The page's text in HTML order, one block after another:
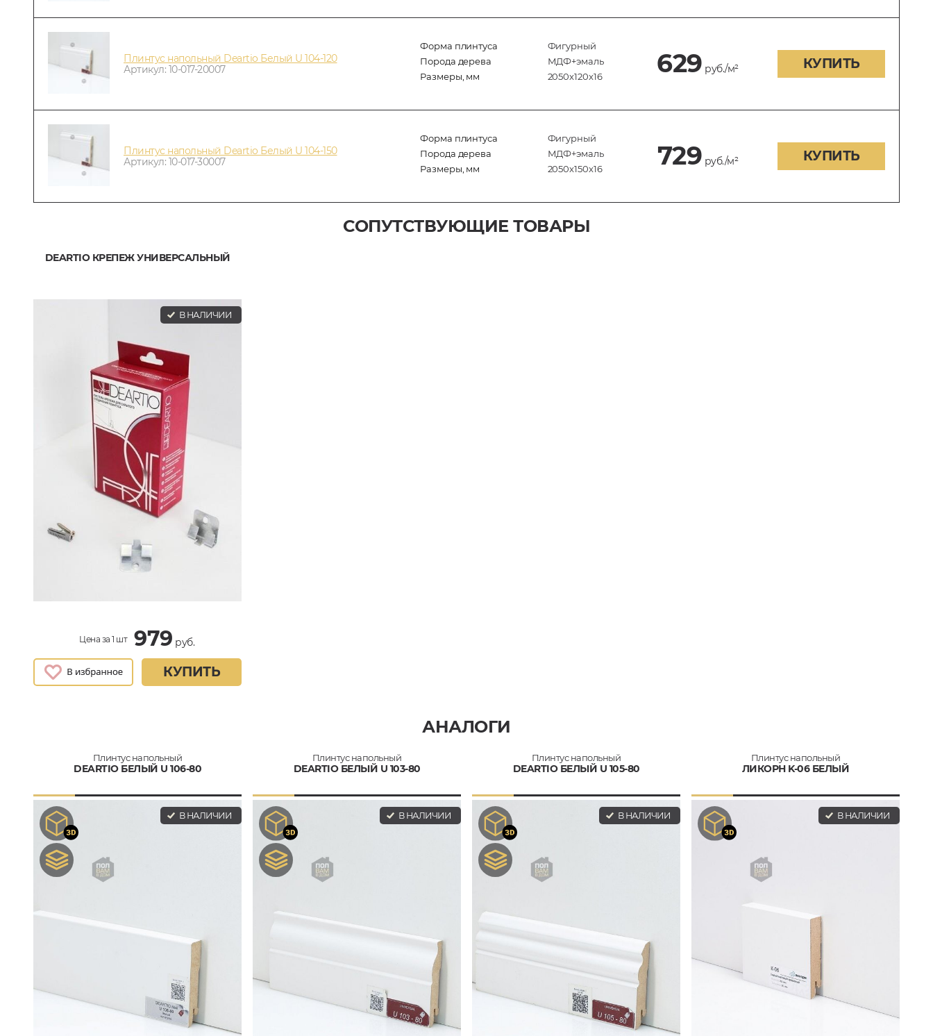
Плинтус напольный Deartio Белый U 104-120
Артикул: 10-017-20007
Форма плинтуса
Фигурный
Порода дерева
МДФ+эмаль
Размеры, мм
2050x120x16 629 руб./м² КУПИТЬ
Плинтус напольный Deartio Белый U 104-150
Артикул: 10-017-30007
Форма плинтуса
Фигурный
Порода дерева
МДФ+эмаль
Размеры, мм
2050x150x16 729 руб./м² КУПИТЬ
СОПУТСТВУЮЩИЕ ТОВАРЫ
DEARTIO КРЕПЕЖ УНИВЕРСАЛЬНЫЙ
В НАЛИЧИИ
Цена за 1 шт 979 руб.
КУПИТЬ
АНАЛОГИ
Плинтус напольный
DEARTIO БЕЛЫЙ U 106-80
В НАЛИЧИИ
Плинтус напольный
DEARTIO БЕЛЫЙ U 103-80
В НАЛИЧИИ
Плинтус напольный
DEARTIO БЕЛЫЙ U 105-80
В НАЛИЧИИ
Плинтус напольный
ЛИКОРН K-06 БЕЛЫЙ
В НАЛИЧИИ